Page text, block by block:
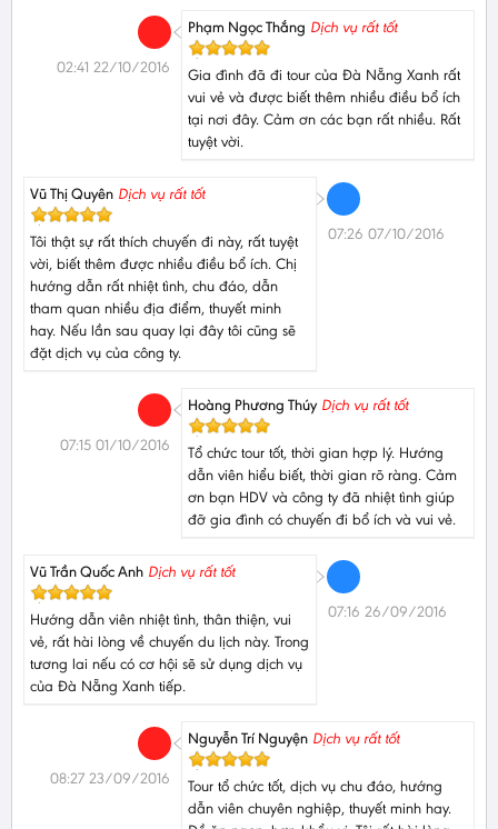
Phạm Ngọc Thắng Dịch vụ rất tốt
Gia đình đã đi tour của Đà Nẵng Xanh rất
vui vẻ và được biết thêm nhiều điều bổ ích
tại nơi đây. Cảm ơn các bạn rất nhiều. Rất
tuyệt vời.
02:41 22/10/2016
Vũ Thị Quyên Dịch vụ rất tốt
Tôi thật sự rất thích chuyến đi này, rất tuyệt
vời, biết thêm được nhiều điều bổ ích. Chị
hướng dẫn rất nhiệt tình, chu đáo, dẫn
tham quan nhiều địa điểm, thuyết minh
hay. Nếu lần sau quay lại đây tôi cũng sẽ
đặt dịch vụ của công ty.
07:26 07/10/2016
Hoàng Phương Thúy Dịch vụ rất tốt
Tổ chức tour tốt, thời gian hợp lý. Hướng
dẫn viên hiểu biết, thời gian rõ ràng. Cảm
ơn bạn HDV và công ty đã nhiệt tình giúp
đỡ gia đình có chuyến đi bổ ích và vui vẻ.
07:15 01/10/2016
Vũ Trần Quốc Anh Dịch vụ rất tốt
Hướng dẫn viên nhiệt tình, thân thiện, vui
vẻ, rất hài lòng về chuyến du lịch này. Trong
tương lai nếu có cơ hội sẽ sử dụng dịch vụ
của Đà Nẵng Xanh tiếp.
07:16 26/09/2016
Nguyễn Trí Nguyện Dịch vụ rất tốt
Tour tổ chức tốt, dịch vụ chu đáo, hướng
dẫn viên chuyên nghiệp, thuyết minh hay.
08:27 23/09/2016